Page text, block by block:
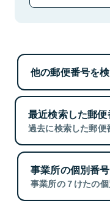
他の郵便番号を
最近検索した郵便
過去に検索した郵便
事業所の個別番
事業所の７けたの